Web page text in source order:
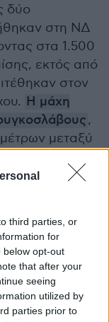
third parties, or
for
below opt-out
that after your
seeing
utilized by
parties prior to
δύο
στη ΝΔ
στα 1.500
εκτός από
στον
Η μάχη
,
μεταξύ
Λόχος του
μεταξύ. Ο
μεταξύ
2250
την
τον
Γύρω στις 5.30